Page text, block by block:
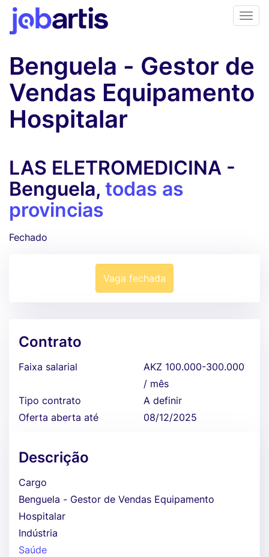
Benguela - Gestor de
Vendas Equipamento
Hospitalar
LAS ELETROMEDICINA -
Benguela, todas as
provincias
Fechado
Vaga fechada
Contrato
Faixa salarial
AKZ 100.000-300.000
/ mês
Tipo contrato
A definir
Oferta aberta até
08/12/2025
Descrição
Cargo
Benguela - Gestor de Vendas Equipamento
Hospitalar
Indústria
Saúde